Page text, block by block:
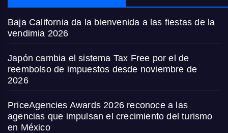
Baja California da la bienvenida a las fiestas de la
vendimia 2026
Japón cambia el sistema Tax Free por el de
reembolso de impuestos desde noviembre de
2026
PriceAgencies Awards 2026 reconoce a las
agencias que impulsan el crecimiento del turismo
en México